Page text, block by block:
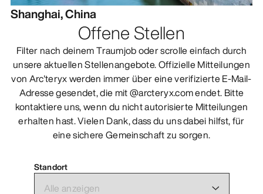
Shanghai, China
Offene Stellen
Filter nach deinem Traumjob oder scrolle einfach durch
unsere aktuellen Stellenangebote. Offizielle Mitteilungen
von Arc'teryx werden immer über eine verifizierte E-Mail-
Adresse gesendet, die mit @arcteryx.com endet. Bitte
kontaktiere uns, wenn du nicht autorisierte Mitteilungen
erhalten hast. Vielen Dank, dass du uns dabei hilfst, für
eine sichere Gemeinschaft zu sorgen.
Standort